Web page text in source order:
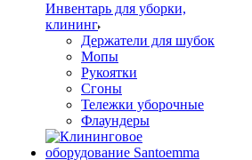
Инвентарь для уборки,
клининг
Держатели для шубок
Мопы
Рукоятки
Сгоны
Тележки уборочные
Флаундеры